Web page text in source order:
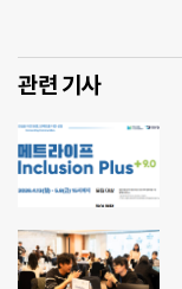
관련 기사